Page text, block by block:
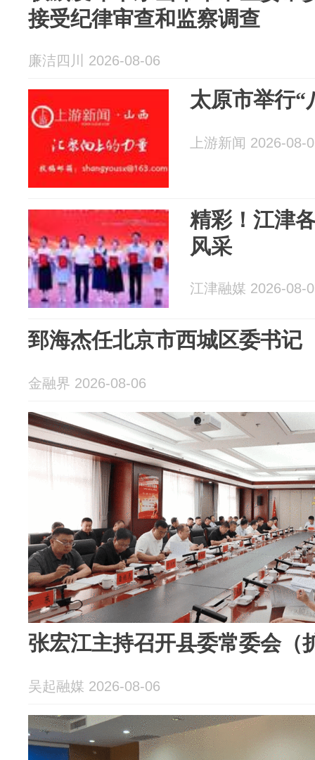
接受纪律审查和监察调查
廉洁四川 2026-08-06
太原市举行“
上游新闻 2026-08-
精彩！江津
风采
江津融媒 2026-08-
郅海杰任北京市西城区委书记
金融界 2026-08-06
张宏江主持召开县委常委会（
吴起融媒 2026-08-06